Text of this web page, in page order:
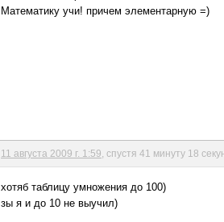
Математику учи! причем элементарную =)
11 августа 2009 г. 1:59 , спустя 41 минуту 18
хотяб таблицу умножения до 100)
зы я и до 10 не выучил)